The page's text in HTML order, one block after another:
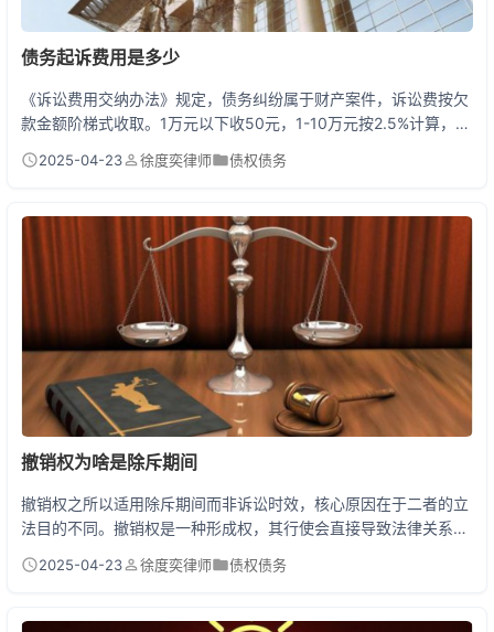
债务起诉费用是多少
《诉讼费用交纳办法》规定，债务纠纷属于财产案件，诉讼费按欠
款金额阶梯式收取。1万元以下收50元，1-10万元按2.5%计算，10
则按地区标准协商收取，在3%-15%之间浮动。除此之外还产生保
老王去年借给朋友20万迟迟未还，咨询律师时发现：诉讼费只要
4300元（20万*2...
2025-04-23 徐度奕律师 债权债务
撤销权为啥是除斥期间
撤销权之所以适用除斥期间而非诉讼时效，核心原因在于二者的立
法目的不同。撤销权是一种形成权，其行使会直接导致法律关系发
讼时效一样存在中止、中断或延长，会导致法律关系长期处于不稳
强制规定权利必须在固定时间内行使，既能督促权利人及时维权，
2025-04-23 徐度奕律师 债权债务